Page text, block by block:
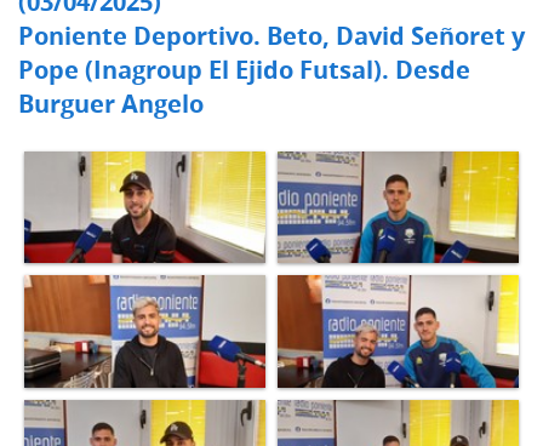
Poniente Deportivo. Beto, David Señoret y
Pope (Inagroup El Ejido Futsal). Desde
Burguer Angelo